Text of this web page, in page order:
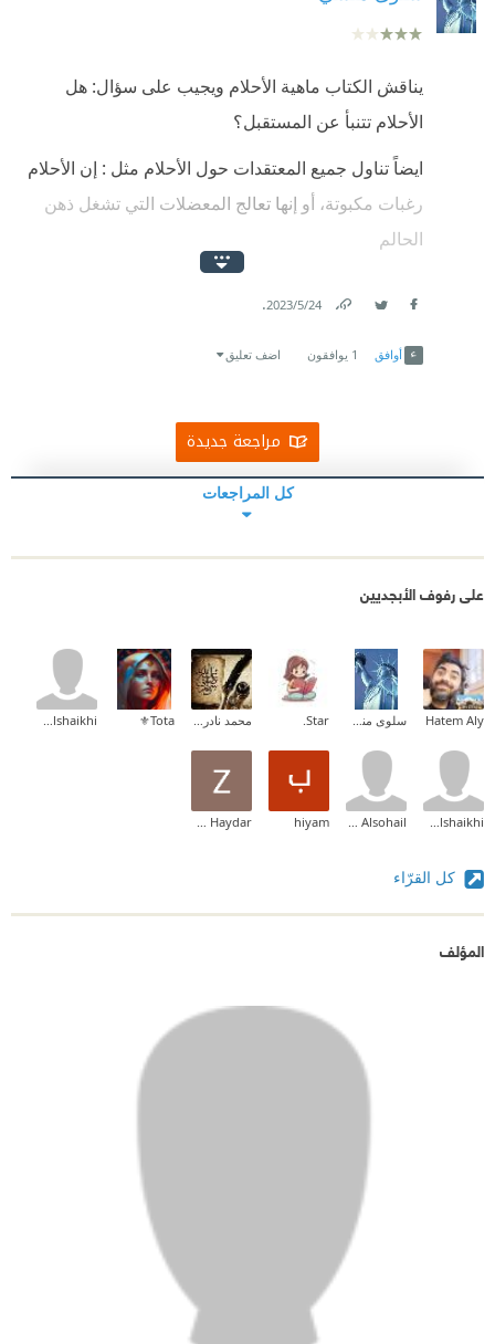
يناقش الكتاب ماهية الأحلام ويجيب على سؤال: هل
الأحلام تتنبأ عن المستقبل؟
ايضاً تناول جميع المعتقدات حول الأحلام مثل : إن الأحلام
رغبات مكبوتة، أو إنها تعالج المعضلات التي تشغل ذهن
الحالم
الإنسان وخاصة الجهاز العصبي
24‏/5‏/2023
.
أوافق 1 يوافقون اضف تعليق
مراجعة جديدة
كل المراجعات
على رفوف الأبجديين
Hatem Aly
Star.
Tota⚜️
hiyam
كل القرّاء
المؤلف